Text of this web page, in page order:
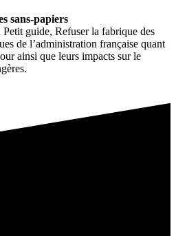
sans-papiers
guide, Refuser la fabrique des
de l’administration française quant
ainsi que leurs impacts sur le